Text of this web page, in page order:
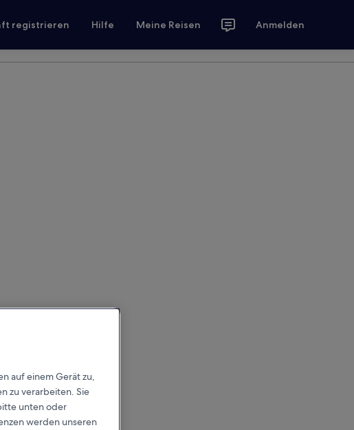
registrieren Hilfe Meine Reisen Anmelden
auf einem Gerät zu,
zu verarbeiten. Sie
unten oder
werden unseren